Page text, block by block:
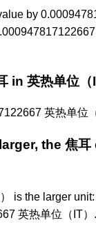
by
in 英热单位（
英热单位
the 焦耳
is the larger
英热单位（IT）.